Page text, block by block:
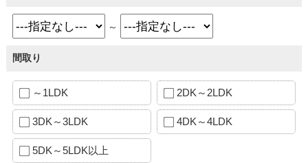
～
間取り
～1LDK 2DK～2LDK
3DK～3LDK 4DK～4LDK
5DK～5LDK以上